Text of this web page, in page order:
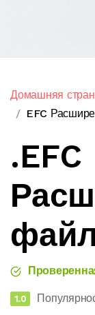
Домашняя
EFC
.EFC
1.0